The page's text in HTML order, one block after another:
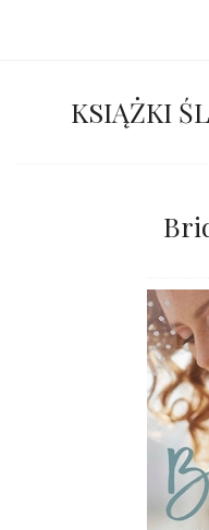
KSIĄŻKI